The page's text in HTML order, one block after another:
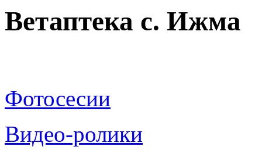
Ветаптека с. Ижма
Фотосесии
Видео-ролики